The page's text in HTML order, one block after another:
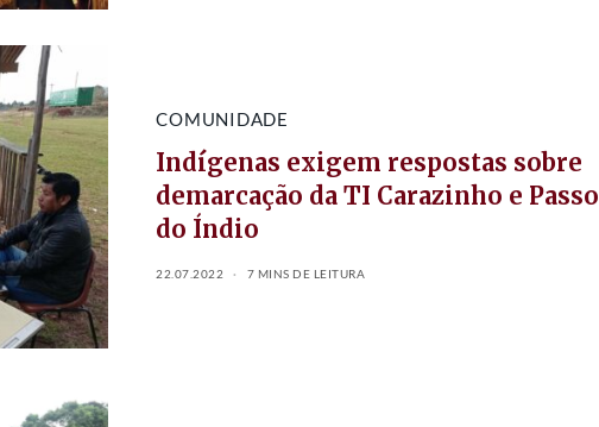
COMUNIDADE
Indígenas exigem respostas sobre
demarcação da TI Carazinho e Passo
do Índio
22.07.2022 7 MINS DE LEITURA